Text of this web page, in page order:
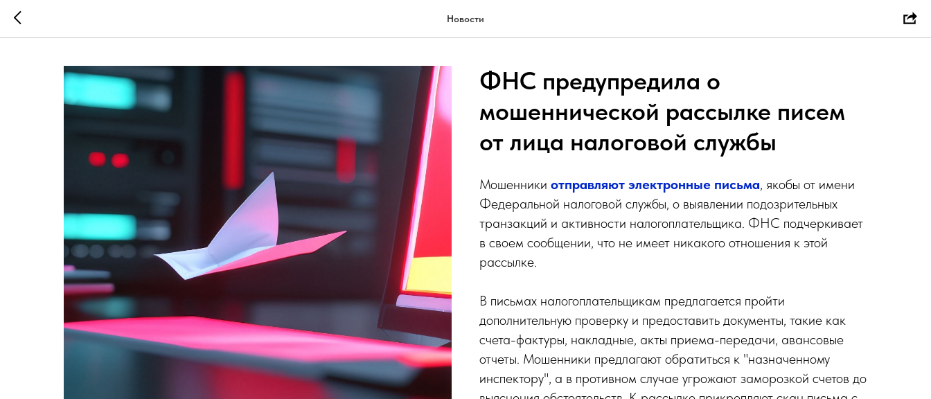
Новости
ФНС предупредила о
мошеннической рассылке писем
от лица налоговой службы
Мошенники отправляют электронные письма, якобы от имени
Федеральной налоговой службы, о выявлении подозрительных
транзакций и активности налогоплательщика. ФНС подчеркивает
в своем сообщении, что не имеет никакого отношения к этой
рассылке.
В письмах налогоплательщикам предлагается пройти
дополнительную проверку и предоставить документы, такие как
счета-фактуры, накладные, акты приема-передачи, авансовые
отчеты. Мошенники предлагают обратиться к "назначенному
инспектору", а в противном случае угрожают заморозкой счетов до